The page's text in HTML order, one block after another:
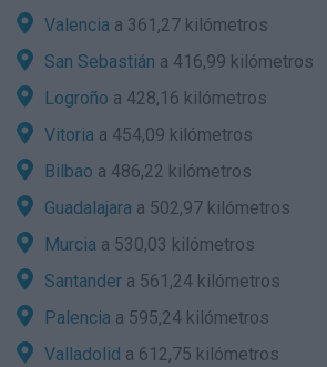
Valencia a 361,27 kilómetros
San Sebastián a 416,99 kilómetros
Logroño a 428,16 kilómetros
Vitoria a 454,09 kilómetros
Bilbao a 486,22 kilómetros
Guadalajara a 502,97 kilómetros
Murcia a 530,03 kilómetros
Santandera 561,24 kilómetros
Palencia a 595,24 kilómetros
Valladolid a 612,75 kilómetros